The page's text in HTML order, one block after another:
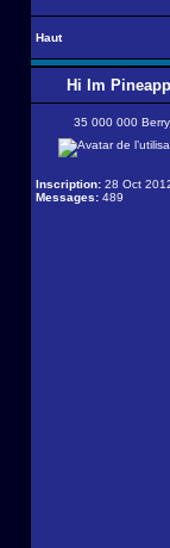
Haut
Hi Im
35 000 000
Inscription: 28 Oct
Messages: 489